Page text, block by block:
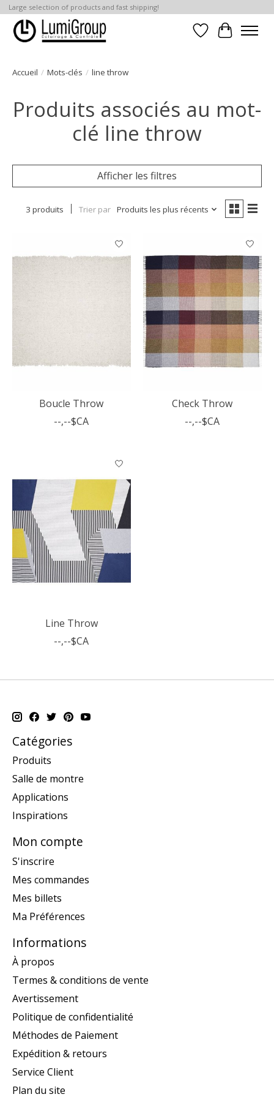
Large selection of products and fast shipping!
Liste dePanier
Accueil / Mots-clés / line throw
Produits associés au mot-
clé line throw
Afficher les filtres
3 produits Trier par Produits les plus récents
Boucle Throw
--,--$CA
Check Throw
--,--$CA
Line Throw
--,--$CA
Catégories
Produits
Salle de montre
Applications
Inspirations
Mon compte
S'inscrire
Mes commandes
Mes billets
Ma Préférences
Informations
À propos
Termes & conditions de vente
Avertissement
Politique de confidentialité
Méthodes de Paiement
Expédition & retours
Service Client
Plan du site